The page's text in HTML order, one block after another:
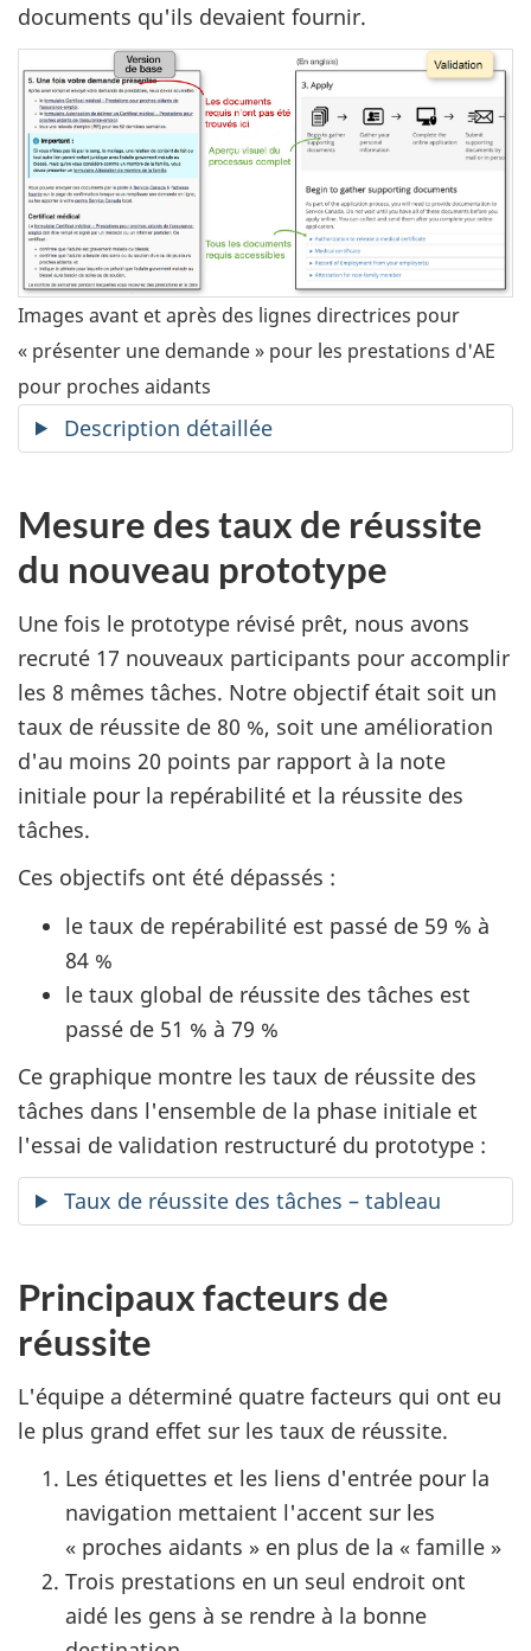
documents qu'ils devaient fournir.
Images avant et après des lignes directrices pour
« présenter une demande » pour les prestations d'AE
pour proches aidants
Description détaillée
Mesure des taux de réussite
du nouveau prototype
Une fois le prototype révisé prêt, nous avons
recruté 17 nouveaux participants pour accomplir
les 8 mêmes tâches. Notre objectif était soit un
taux de réussite de 80 %, soit une amélioration
d'au moins 20 points par rapport à la note
initiale pour la repérabilité et la réussite des
tâches.
Ces objectifs ont été dépassés :
le taux de repérabilité est passé de 59 % à
84 %
le taux global de réussite des tâches est
passé de 51 % à 79 %
Ce graphique montre les taux de réussite des
tâches dans l'ensemble de la phase initiale et
l'essai de validation restructuré du prototype :
Taux de réussite des tâches – tableau
Principaux facteurs de
réussite
L'équipe a déterminé quatre facteurs qui ont eu
le plus grand effet sur les taux de réussite.
Les étiquettes et les liens d'entrée pour la
navigation mettaient l'accent sur les
« proches aidants » en plus de la « famille »
Trois prestations en un seul endroit ont
aidé les gens à se rendre à la bonne